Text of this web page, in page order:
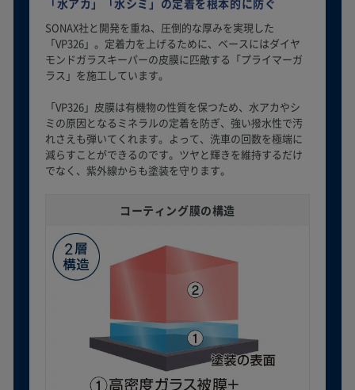
「水アカ」「水シミ」の定着を根本的に防ぐ
SONAX社と開発を重ね、圧倒的な厚みを実現した
「VP326」。定着力を上げるために、ベースにはダイヤ
モンドガラスキーパーの皮膜に匹敵する「プライマーガ
ラス」を施工しています。
「VP326」皮膜は有機物の性質を保つため、水アカやシ
ミの原因となるミネラルの定着を防ぎ、強い撥水性で汚
れさえも弾いてくれます。よって、洗車の回数を極端に
減らすことができるのです。ツヤと輝きを維持するだけ
でなく、紫外線からも塗装を守ります。
コーティング膜の構造